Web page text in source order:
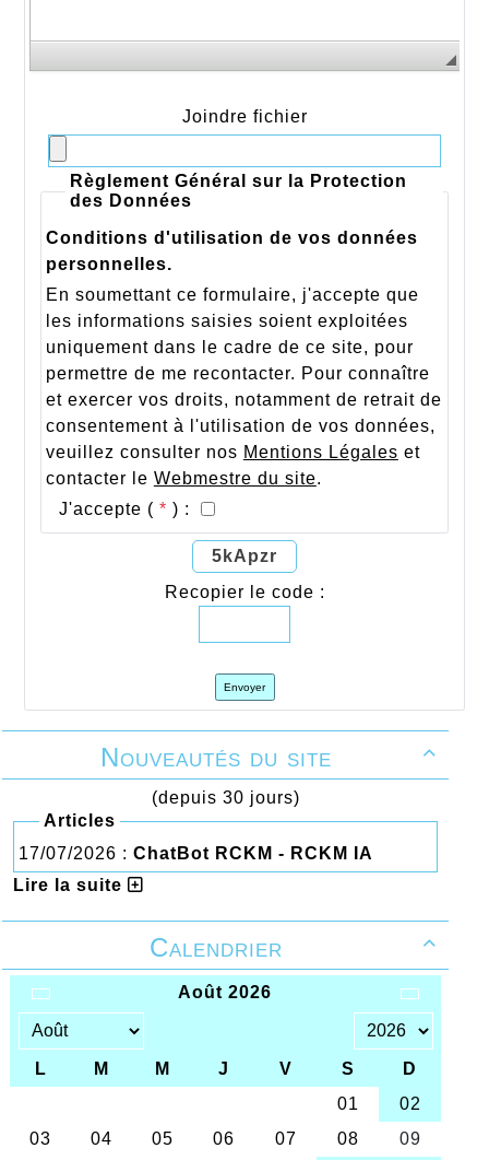

Nouveautés du site
(depuis 30 jours)
Articles
17/07/2026 : ChatBot RCKM - RCKM IA
Lire la suite

Calendrier
Joindre fichier
Règlement Général sur la Protection
des Données
Conditions d'utilisation de vos données
personnelles.
En soumettant ce formulaire, j'accepte que
les informations saisies soient exploitées
uniquement dans le cadre de ce site, pour
permettre de me recontacter. Pour connaître
et exercer vos droits, notamment de retrait de
consentement à l'utilisation de vos données,
veuillez consulter nos Mentions Légales et
contacter le Webmestre du site.
J'accepte ( *) :
5kApzr
Recopier le code :
Envoyer